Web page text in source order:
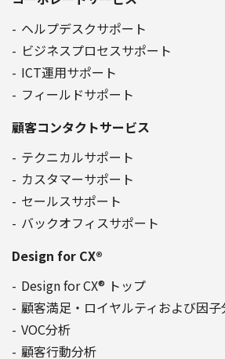
ヘルプデスクサポート
ビジネスプロセスサポート
ICT運用サポート
フィールドサポート
顧客コンタクトサービス
テクニカルサポート
カスタマーサポート
セールスサポート
バックオフィスサポート
Design for CX®
Design for CX® トップ
顧客満足・ロイヤルティおよび因子
VOC分析
顧客行動分析